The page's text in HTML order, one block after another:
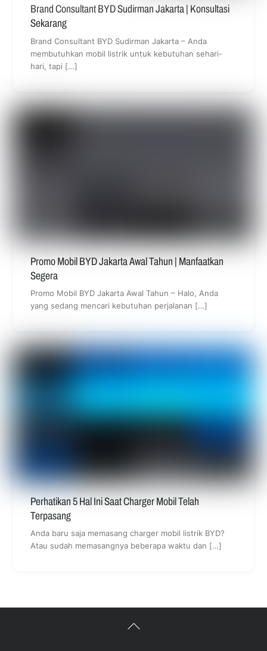
Brand Consultant BYD Sudirman Jakarta | Konsultasi
Sekarang
Brand Consultant BYD Sudirman Jakarta – Anda
membutuhkan mobil listrik untuk kebutuhan sehari-
hari, tapi […]
Promo Mobil BYD Jakarta Awal Tahun | Manfaatkan
Segera
Promo Mobil BYD Jakarta Awal Tahun – Halo, Anda
yang sedang mencari kebutuhan perjalanan […]
Perhatikan 5 Hal Ini Saat Charger Mobil Telah
Terpasang
Anda baru saja memasang charger mobil listrik BYD?
Atau sudah memasangnya beberapa waktu dan […]
Back
To